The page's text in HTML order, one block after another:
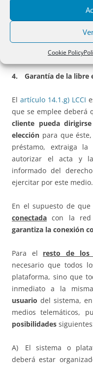
Cookie Policy
de gestión. Ello
acceso a los datos
empleada para la
datos del Índice
distintos a los
4. Garantía de la libre
El artículo 14.1.g) LCCI
que se emplee deberá
cliente pueda
elección para que
préstamo, extraiga
autorizar el acta y la
informado del
ejercitar por este medio.
En el supuesto de que
conectada con la red
garantiza la conexión
Para el resto de los
necesario que todos
plataforma, sino que
inmediato a la
usuariodel sistema,
medios telemáticos,
posibilidades
A) El sistema o
deberá estar